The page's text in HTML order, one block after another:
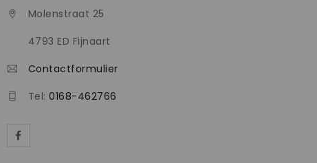
Molenstraat 25
4793 ED Fijnaart
Contactformulier
Tel:0168-462766